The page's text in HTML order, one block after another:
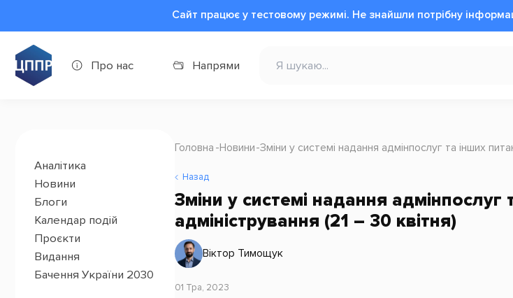
Сайт працює у тестовому режимі. Не знайшли потрібну
Про нас Напрями
Аналітика
Новини
Блоги
Календар подій
Проєкти
Видання
Бачення України 2030
Головна Новини Зміни у системі надання адмінпослуг та інших
Назад
Зміни у системі надання
адміністрування (21 – 30 квітня)
Віктор Тимощук
01 Тра, 2023